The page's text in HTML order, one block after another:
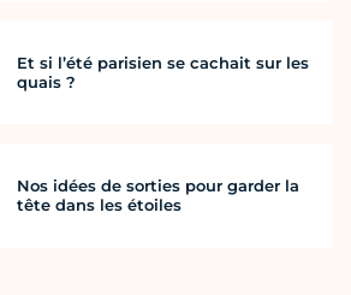
Et si l’été parisien se cachait sur les
quais ?
Nos idées de sorties pour garder la
tête dans les étoiles